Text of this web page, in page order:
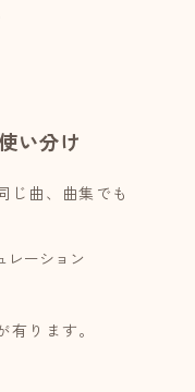
い分け
じ曲、曲集でも
レーション
有ります。